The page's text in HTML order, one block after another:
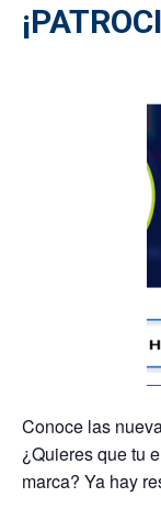
Conoce las
¿Quieres que tu
marca? Ya hay